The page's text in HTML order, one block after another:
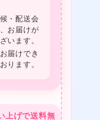
・配送会
お届けが
います。
届けでき
ります。
上げで送料無